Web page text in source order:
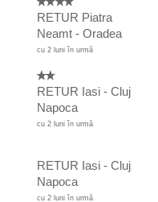
RETUR Piatra
Neamt - Oradea
cu 2 luni în urmă
RETUR Iasi - Cluj
Napoca
cu 2 luni în urmă
RETUR Iasi - Cluj
Napoca
cu 2 luni în urmă